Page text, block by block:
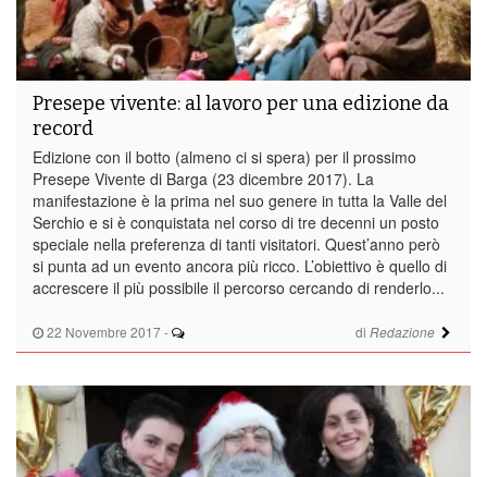
22 Novembre 2017 - di Redazione
Presepe vivente: al lavoro per una edizione da
record
Edizione con il botto (almeno ci si spera) per il prossimo
Presepe Vivente di Barga (23 dicembre 2017). La
manifestazione è la prima nel suo genere in tutta la Valle del
Serchio e si è conquistata nel corso di tre decenni un posto
speciale nella preferenza di tanti visitatori. Quest’anno però
si punta ad un evento ancora più ricco. L’obiettivo è quello di
accrescere il più possibile il percorso cercando di renderlo...